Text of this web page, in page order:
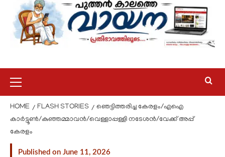
HOME FLASH STORIES
ഞെട്ടിത്തരിച്ച കേരളം/എഐ
കാർട്ടൂൺ/കുഞ്ഞമ്മാവൻ/വെള്ളാപ്പള്ളി നടേശൻ/വേക്ക് അപ്പ്
കേരളം
Published on June 11, 2026